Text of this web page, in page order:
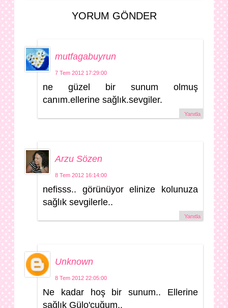
YORUM GÖNDER
mutfagabuyrun
7 Tem 2012 17:29:00
ne güzel bir sunum olmuş
canım.ellerine sağlık.sevgiler.
Yanıtla
Arzu Sözen
8 Tem 2012 16:14:00
nefisss.. görünüyor elinize kolunuza
sağlık sevgilerle..
Yanıtla
Unknown
8 Tem 2012 22:05:00
Ne kadar hoş bir sunum.. Ellerine
sağlık Gülo'cuğum..